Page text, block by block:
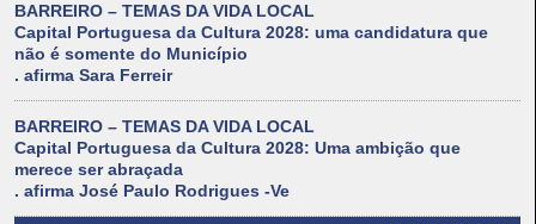
BARREIRO – TEMAS DA VIDA LOCAL
Capital Portuguesa da Cultura 2028: uma candidatura que
não é somente do Município
. afirma Sara Ferreir
BARREIRO – TEMAS DA VIDA LOCAL
Capital Portuguesa da Cultura 2028: Uma ambição que
merece ser abraçada
. afirma José Paulo Rodrigues -Ve